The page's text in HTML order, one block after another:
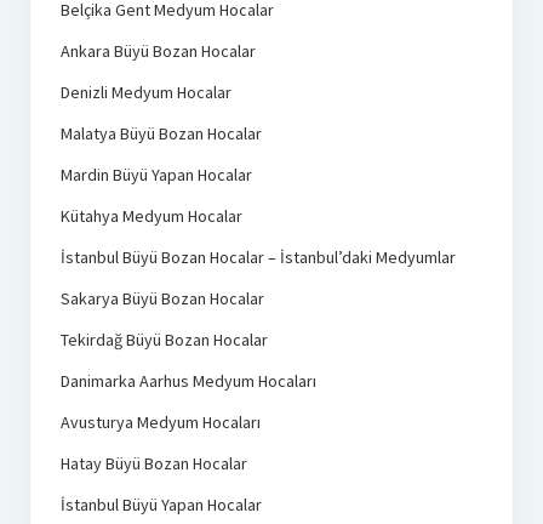
Belçika Gent Medyum Hocalar
Ankara Büyü Bozan Hocalar
Denizli Medyum Hocalar
Malatya Büyü Bozan Hocalar
Mardin Büyü Yapan Hocalar
Kütahya Medyum Hocalar
İstanbul Büyü Bozan Hocalar – İstanbul’daki Medyumlar
Sakarya Büyü Bozan Hocalar
Tekirdağ Büyü Bozan Hocalar
Danimarka Aarhus Medyum Hocaları
Avusturya Medyum Hocaları
Hatay Büyü Bozan Hocalar
İstanbul Büyü Yapan Hocalar